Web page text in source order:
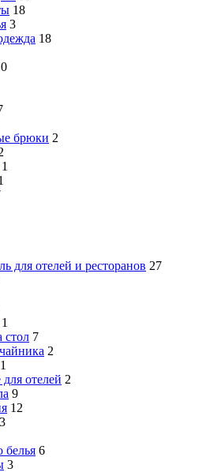
18
3
18
брюки 2
1
для отелей и ресторанов 27
1
стол 7
2
1
отелей 2
9
12
3
белья 6
3